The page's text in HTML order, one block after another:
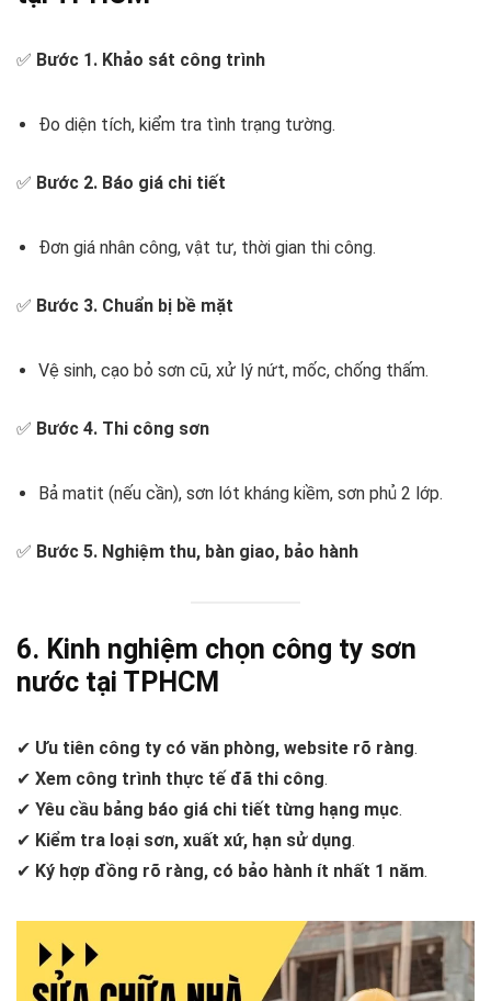
✅ Bước 1. Khảo sát công trình
Đo diện tích, kiểm tra tình trạng tường.
✅ Bước 2. Báo giá chi tiết
Đơn giá nhân công, vật tư, thời gian thi công.
✅ Bước 3. Chuẩn bị bề mặt
Vệ sinh, cạo bỏ sơn cũ, xử lý nứt, mốc, chống thấm.
✅ Bước 4. Thi công sơn
Bả matit (nếu cần), sơn lót kháng kiềm, sơn phủ 2 lớp.
✅ Bước 5. Nghiệm thu, bàn giao, bảo hành
6. Kinh nghiệm chọn công ty sơn
nước tại TPHCM
✔ Ưu tiên công ty có văn phòng, website rõ ràng.
✔ Xem công trình thực tế đã thi công.
✔ Yêu cầu bảng báo giá chi tiết từng hạng mục.
✔ Kiểm tra loại sơn, xuất xứ, hạn sử dụng.
✔ Ký hợp đồng rõ ràng, có bảo hành ít nhất 1 năm.